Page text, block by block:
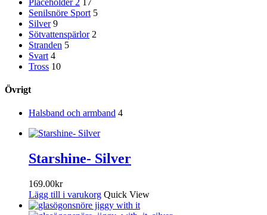
Senilsnöre Sport 5
Silver 9
Sötvattenspärlor 2
Stranden 5
Svart 4
Tross 10
Övrigt
Halsband och armband 4
Starshine- Silver
169.00kr
Lägg till i varukorg Quick View